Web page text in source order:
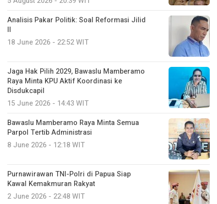
Analisis Pakar Politik: Soal Reformasi Jilid
II
18 June 2026 - 22:52 WIT
Jaga Hak Pilih 2029, Bawaslu Mamberamo
Raya Minta KPU Aktif Koordinasi ke
Disdukcapil
15 June 2026 - 14:43 WIT
Bawaslu Mamberamo Raya Minta Semua
Parpol Tertib Administrasi
8 June 2026 - 12:18 WIT
Purnawirawan TNI-Polri di Papua Siap
Kawal Kemakmuran Rakyat
2 June 2026 - 22:48 WIT